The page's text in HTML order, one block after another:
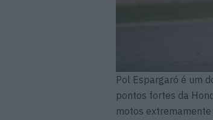
Pol Espargaró é um
pontos fortes da
motos